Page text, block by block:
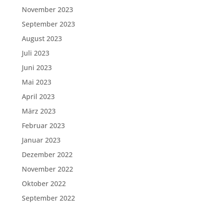
November 2023
September 2023
August 2023
Juli 2023
Juni 2023
Mai 2023
April 2023
März 2023
Februar 2023
Januar 2023
Dezember 2022
November 2022
Oktober 2022
September 2022